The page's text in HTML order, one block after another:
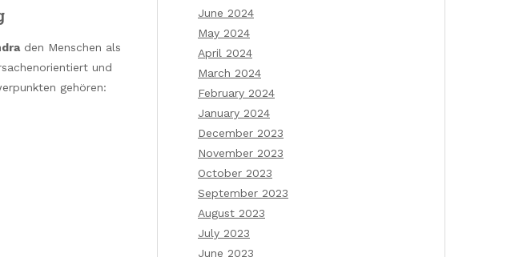
den Menschen als
und
gehören:
June 2024
May 2024
April 2024
March 2024
February 2024
January 2024
December 2023
November 2023
October 2023
September 2023
August 2023
July 2023
June 2023